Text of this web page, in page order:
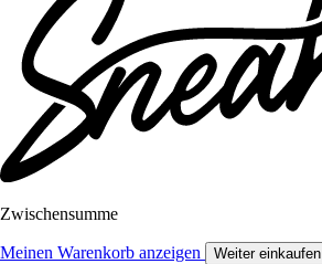
Zwischensumme
Meinen Warenkorb anzeigen Weiter einkaufen